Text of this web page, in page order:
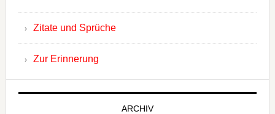
Zitate und Sprüche
Zur Erinnerung
ARCHIV